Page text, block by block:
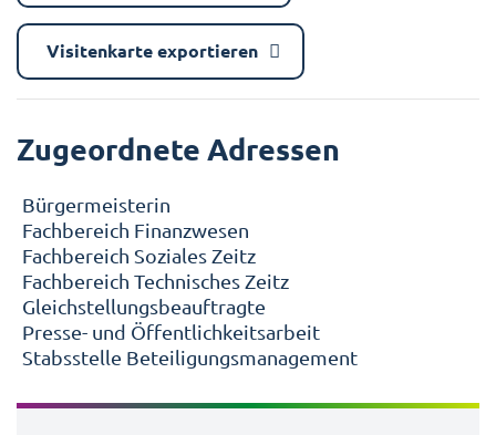
Visitenkarte exportieren
Zugeordnete Adressen
Bürgermeisterin
Fachbereich Finanzwesen
Fachbereich Soziales Zeitz
Fachbereich Technisches Zeitz
Gleichstellungsbeauftragte
Presse- und Öffentlichkeitsarbeit
Stabsstelle Beteiligungsmanagement